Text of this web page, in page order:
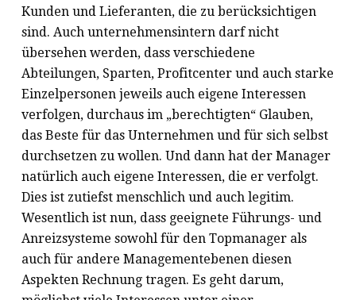
Kunden und Lieferanten, die zu berücksichtigen
sind. Auch unternehmensintern darf nicht
übersehen werden, dass verschiedene
Abteilungen, Sparten, Profitcenter und auch starke
Einzelpersonen jeweils auch eigene Interessen
verfolgen, durchaus im „berechtigten“ Glauben,
das Beste für das Unternehmen und für sich selbst
durchsetzen zu wollen. Und dann hat der Manager
natürlich auch eigene Interessen, die er verfolgt.
Dies ist zutiefst menschlich und auch legitim.
Wesentlich ist nun, dass geeignete Führungs- und
Anreizsysteme sowohl für den Topmanager als
auch für andere Managementebenen diesen
Aspekten Rechnung tragen. Es geht darum,